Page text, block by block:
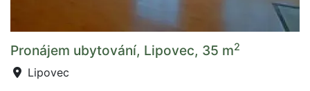
Pronájem ubytování, Lipovec, 35 m2
Lipovec